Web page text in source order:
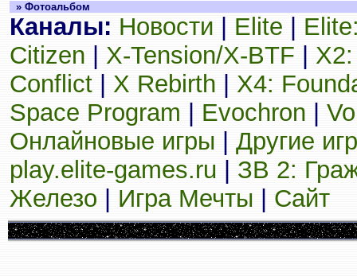
» Фотоальбом
Каналы: Новости Elite
Citizen
X-Tension/X-BTF
Conflict
X Rebirth
X4:
Space Program
Evochron
Онлайновые игры
Другие
play.elite-games.ru
ЗВ 2:
Железо
Игра Мечты Сайт